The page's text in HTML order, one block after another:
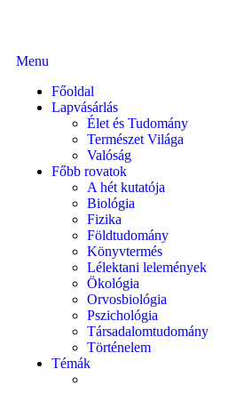
Menu
Főoldal
Lapvásárlás
Élet és Tudomány
Természet Világa
Valóság
Főbb rovatok
A hét kutatója
Biológia
Fizika
Földtudomány
Könyvtermés
Lélektani lelemények
Ökológia
Orvosbiológia
Pszichológia
Társadalomtudomány
Történelem
Témák